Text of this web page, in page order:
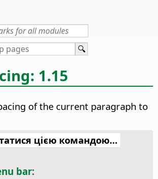
1.15
of the current paragraph to
цією командою…
bar: